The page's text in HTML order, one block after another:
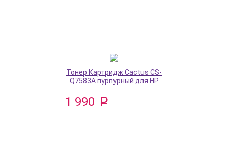
Тонер Картридж Cactus CS-
Q7583A пурпурный для HP
1 990